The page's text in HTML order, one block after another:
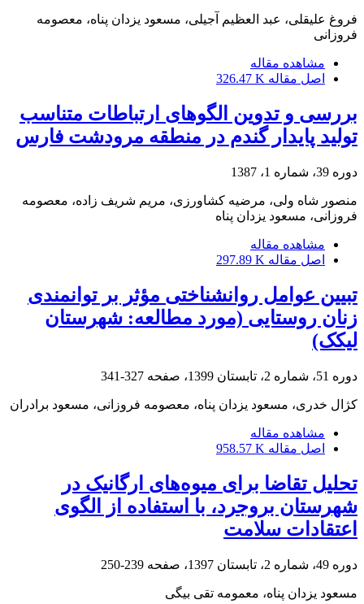
فروغ علیقلی، عبد العظیم آجیلی، مسعود یزدان پناه، معصومه
فروزانی
مشاهده مقاله
اصل مقاله 326.47 K
بررسی و تدوین الگوهای ارتباطات متناسب
تولید پایدار گندم در منطقه مرودشت فارس
دوره 39، شماره 1، 1387
منصور شاه ولی، مرضیه کشاورزی، مریم شریف زاده، معصومه
فروزانی، مسعود یزدان پناه
مشاهده مقاله
اصل مقاله 297.89 K
تبیین عوامل روانشناختی مؤثر بر توانمندی
زنان روستایی (مورد مطالعه: شهرستان
لیکک)
دوره 51، شماره 2، تابستان 1399، صفحه 327-341
کژال خدری، مسعود یزدان پناه، معصومه فروزانی، مسعود برادران
مشاهده مقاله
اصل مقاله 958.57 K
تحلیل تقاضا برای میوه‌های ارگانیک در
شهرستان بروجرد، با استفاده از الگوی
اعتقادات سلامت
دوره 49، شماره 2، تابستان 1397، صفحه 239-250
مسعود یزدان پناه، معمومه تقی بیگی